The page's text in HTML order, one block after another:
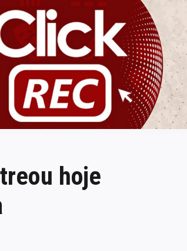
ClickREC
hoje